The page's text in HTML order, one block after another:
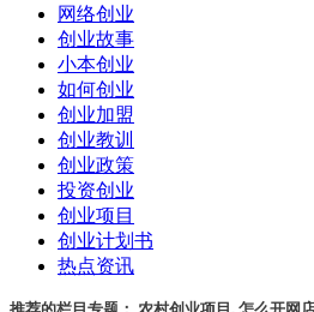
网络创业
创业故事
小本创业
如何创业
创业加盟
创业教训
创业政策
投资创业
创业项目
创业计划书
热点资讯